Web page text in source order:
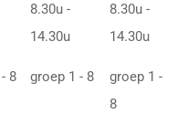
8.30u -
14.30u
8.30u -
14.30u
8 groep 1 - 8
groep 1 -
8